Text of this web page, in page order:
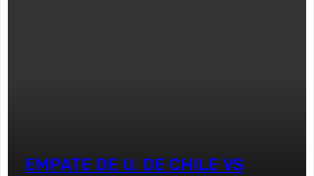
EMPATE DE U. DE CHILE VS